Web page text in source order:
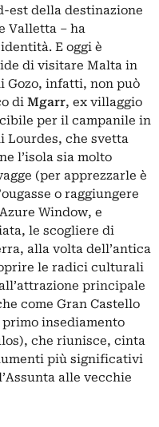
est della destinazione
Valletta – ha
E oggi è
di visitare Malta in
Gozo, infatti, non può
di Mgarr, ex villaggio
per il campanile in
Lourdes, che svetta
l’isola sia molto
(per apprezzarle è
o raggiungere
Window, e
le scogliere di
alla volta dell’antica
le radici culturali
principale
come Gran Castello
insediamento
che riunisce, cinta
più significativi
alle vecchie